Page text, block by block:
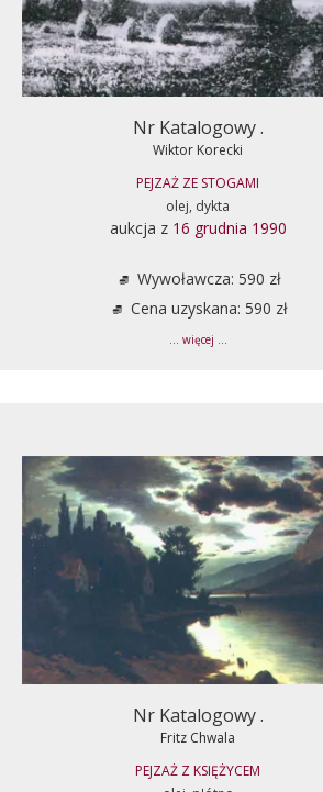
Nr Katalogowy .
Wiktor Korecki
PEJZAŻ ZE STOGAMI
olej, dykta
aukcja z 16 grudnia 1990
Wywoławcza: 590 zł
Cena uzyskana: 590 zł
... więcej ...
Nr Katalogowy .
Fritz Chwala
PEJZAŻ Z KSIĘŻYCEM